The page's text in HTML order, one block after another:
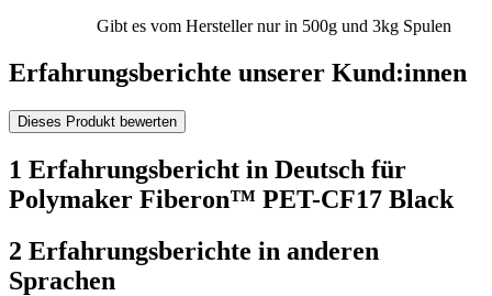
Gibt es vom Hersteller nur in 500g und 3kg Spulen
Erfahrungsberichte unserer Kund:innen
Dieses Produkt bewerten
1 Erfahrungsbericht in Deutsch für
Polymaker Fiberon™ PET-CF17 Black
2 Erfahrungsberichte in anderen
Sprachen